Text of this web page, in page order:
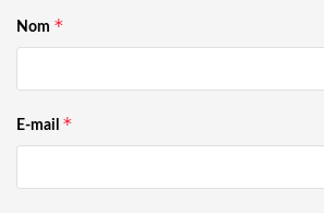
Nom *
E-mail *